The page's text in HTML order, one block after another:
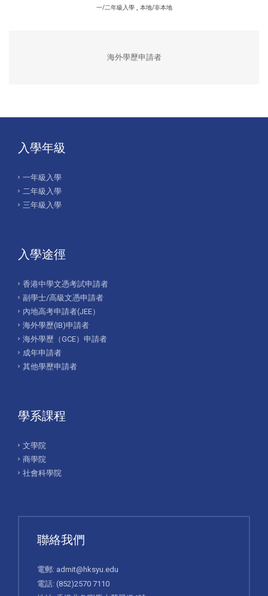
一/二年級入學, 本地/非本地
海外學歷申請者
入學年級
一年級入學
二年級入學
三年級入學
入學途徑
香港中學文憑考試申請者
副學士/高級文憑申請者
內地高考申請者(JEE）
海外學歷(IB)申請者
海外學歷（GCE）申請者
成年申請者
其他學歷申請者
學系課程
文學院
商學院
社會科學院
聯絡我們
電郵: admit@hksyu.edu
電話: (852)2570 7110